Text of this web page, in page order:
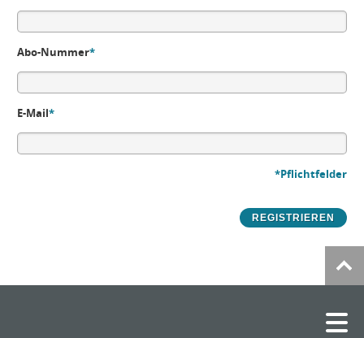
Abo-Nummer*
E-Mail*
*Pflichtfelder